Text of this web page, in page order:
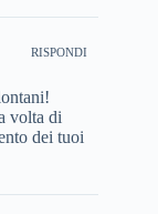
RISPONDI
volta di
dei tuoi